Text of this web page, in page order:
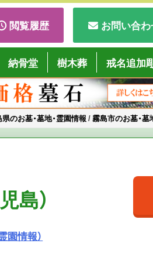
閲覧履歴 お問い合
納骨堂 樹木葬 戒名追加
のお墓・墓地・霊園情報 /霧島市のお墓・墓
島）
園情報）